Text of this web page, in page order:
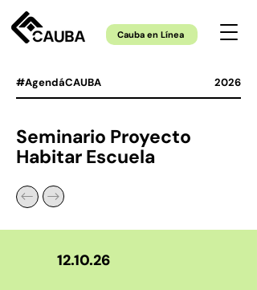
Cauba en Línea
#AgendáCAUBA 2026
Seminario Proyecto
Habitar Escuela
12.10.26